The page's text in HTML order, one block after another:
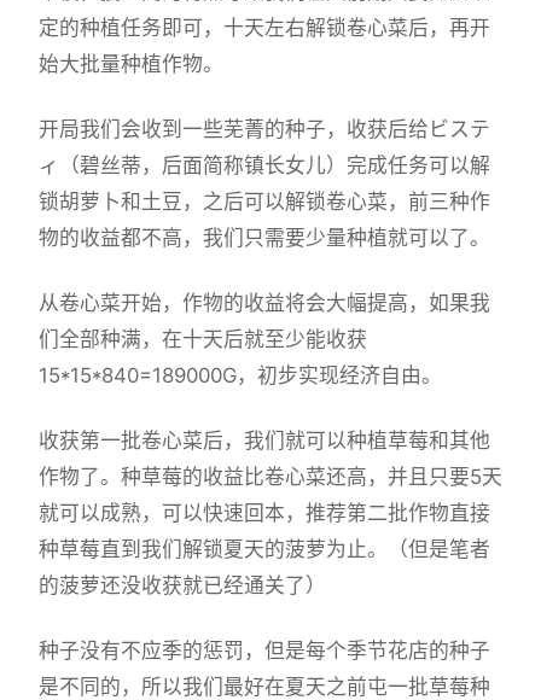
定的种植任务即可，十天左右解锁卷心菜后，再开
始大批量种植作物。
开局我们会收到一些芜菁的种子，收获后给ビステ
ィ（碧丝蒂，后面简称镇长女儿）完成任务可以解
锁胡萝卜和土豆，之后可以解锁卷心菜，前三种作
物的收益都不高，我们只需要少量种植就可以了。
从卷心菜开始，作物的收益将会大幅提高，如果我
们全部种满，在十天后就至少能收获
15*15*840=189000G，初步实现经济自由。
收获第一批卷心菜后，我们就可以种植草莓和其他
作物了。种草莓的收益比卷心菜还高，并且只要5天
就可以成熟，可以快速回本，推荐第二批作物直接
种草莓直到我们解锁夏天的菠萝为止。（但是笔者
的菠萝还没收获就已经通关了）
种子没有不应季的惩罚，但是每个季节花店的种子
是不同的，所以我们最好在夏天之前屯一批草莓种